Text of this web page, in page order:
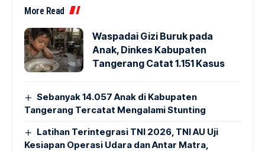
More Read
Waspadai Gizi Buruk pada
Anak, Dinkes Kabupaten
Tangerang Catat 1.151 Kasus
Sebanyak 14.057 Anak di Kabupaten
Tangerang Tercatat Mengalami Stunting
Latihan Terintegrasi TNI 2026, TNI AU Uji
Kesiapan Operasi Udara dan Antar Matra,